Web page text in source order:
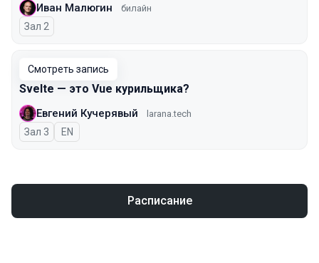
Иван Малюгин билайн
Зал 2
Смотреть запись
Svelte — это Vue курильщика?
Евгений Кучерявый larana.tech
Зал 3 На английском языке
EN
Расписание